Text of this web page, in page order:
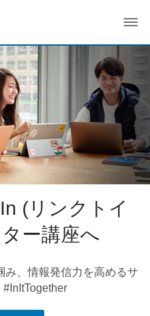
ン) クリエイター講座へ
み、情報発信力を高め
(リンクトイ
ー講座へ
み、情報発信力を高めるサ